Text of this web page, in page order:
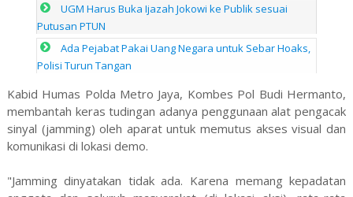
UGM Harus Buka Ijazah Jokowi ke Publik sesuai
Putusan PTUN
Ada Pejabat Pakai Uang Negara untuk Sebar Hoaks,
Polisi Turun Tangan
Kabid Humas Polda Metro Jaya, Kombes Pol Budi Hermanto,
membantah keras tudingan adanya penggunaan alat pengacak
sinyal (jamming) oleh aparat untuk memutus akses visual dan
komunikasi di lokasi demo.
"Jamming dinyatakan tidak ada. Karena memang kepadatan